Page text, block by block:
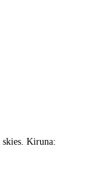
Kiruna: